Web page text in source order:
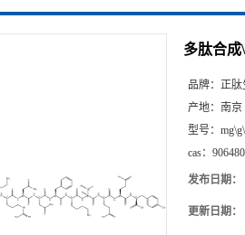
多肽合成
品牌： 正肽
产地： 南京
型号：
cas：
发布日期：
更新日期：